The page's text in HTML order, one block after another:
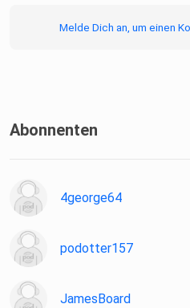
Melde Dich an, um einen
Abonnenten
4george64
podotter157
JamesBoard